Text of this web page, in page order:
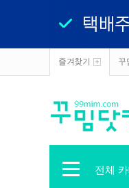
즐겨찾기 꾸
전체